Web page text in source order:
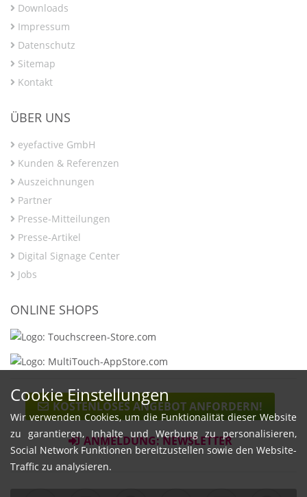
Downloads
Impressum
Datenschutz
Sitemap
Kontakt
ÜBER UNS
eyefactive GmbH
Kunden & Referenzen
Auszeichnungen
Partner
Presse-Mitteilungen
Presse-Artikel
Digital Signage Center
Jobs
ONLINE SHOPS
KOSTENLOSES ANGEBOT ANFORDERN!
ANMELDUNG: NEWSLETTER
Cookie Einstellungen
Wir verwenden Cookies, um die Funktionalität dieser Website
zu garantieren, Inhalte und Werbung zu personalisieren,
Social Network Funktionen bereitzustellen sowie den Website-
Traffic zu analysieren.